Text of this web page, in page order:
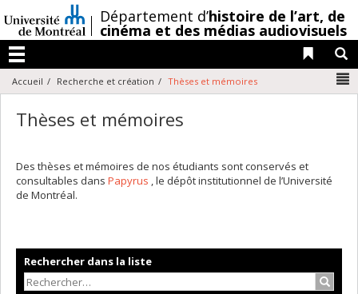
au
contenu
/Département d’histoire de l’art, de
cinéma et des médias audiovisuels
Menu
Liens
Accueil Recherche et création Thèses et mémoires
Thèses et mémoires
Des thèses et mémoires de nos étudiants sont conservés et
consultables dans Papyrus , le dépôt institutionnel de l’Université
de Montréal.
Rechercher dans la liste